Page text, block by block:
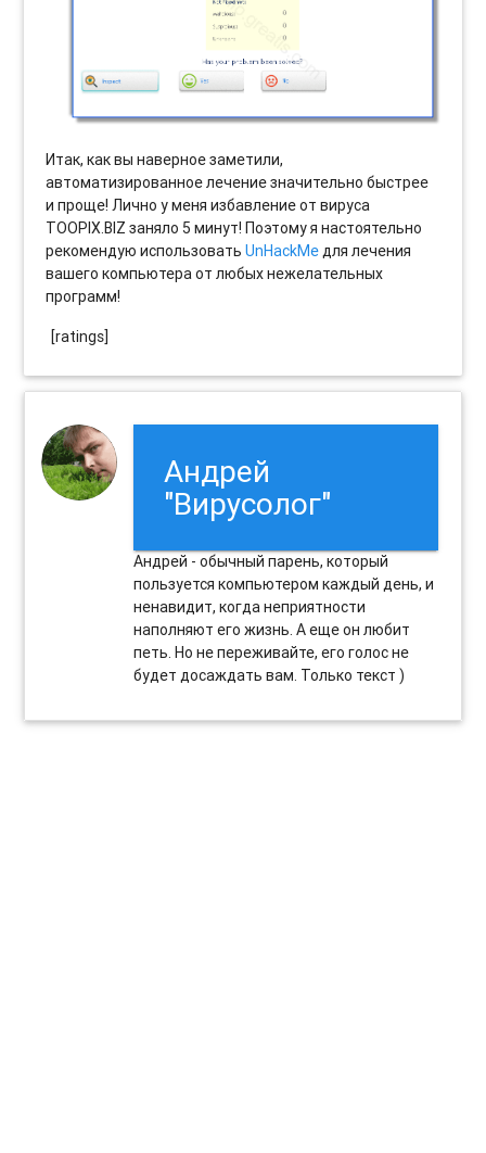
Итак, как вы наверное заметили,
автоматизированное лечение значительно быстрее
и проще! Лично у меня избавление от вируса
TOOPIX.BIZ заняло 5 минут! Поэтому я настоятельно
рекомендую использоватьUnHackMe для лечения
вашего компьютера от любых нежелательных
программ!
[ratings]
Андрей
"Вирусолог"
Андрей - обычный парень, который
пользуется компьютером каждый день, и
ненавидит, когда неприятности
наполняют его жизнь. А еще он любит
петь. Но не переживайте, его голос не
будет досаждать вам. Только текст )